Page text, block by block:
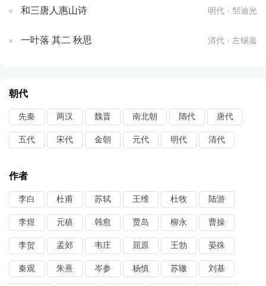
和三唐人惠山诗 明代 · 邹迪光
一叶落 其二 秋思 清代 · 左锡嘉
朝代
先秦 两汉 魏晋 南北朝 隋代 唐代
五代 宋代 金朝 元代 明代 清代
作者
李白 杜甫 苏轼 王维 杜牧 陆游
李煜 元稹 韩愈 贾岛 柳永 曹操
李贺 孟郊 韦庄 屈原 王勃 晏殊
秦观 朱熹 岑参 杨慎 苏辙 刘基